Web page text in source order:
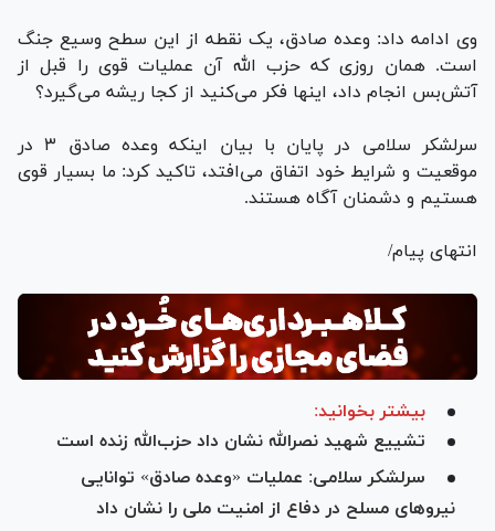
وی ادامه داد: وعده صادق، یک نقطه از این سطح وسیع جنگ
است. همان روزی که حزب الله آن عملیات قوی را قبل از
آتش‌بس انجام داد، اینها فکر می‌کنید از کجا ریشه می‌گیرد؟
سرلشکر سلامی در پایان با بیان اینکه وعده صادق ۳ در
موقعیت و شرایط خود اتفاق می‌افتد، تاکید کرد: ما بسیار قوی
هستیم و دشمنان آگاه هستند.
انتهای پیام/
بیشتر بخوانید:
تشییع شهید نصرالله نشان داد حزب‌الله زنده است
سرلشکر سلامی: عملیات «وعده صادق» توانایی
نیرو‌های مسلح در دفاع از امنیت ملی را نشان داد